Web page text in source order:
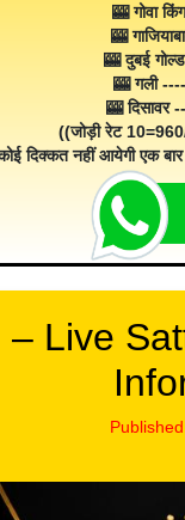
🎰 गोवा
🎰
🎰 दुबई
🎰 गली
🎰
((जोड़ी रेट
दिक्कत नहीं आयेगी एक
Live